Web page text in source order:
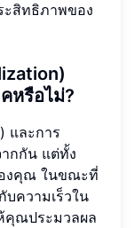
สิทธิภาพของ
หรือไม่?
และการ
กกัน แต่ทั้ง
องคุณ ในขณะที่
บความเร็วใน
คุณประมวลผล